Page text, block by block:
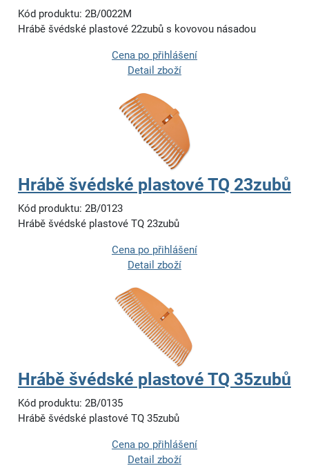
Kód produktu: 2B/0022M
Hrábě švédské plastové 22zubů s kovovou násadou
Cena po přihlášení
Detail zboží
Hrábě švédské plastové TQ 23zubů
Kód produktu: 2B/0123
Hrábě švédské plastové TQ 23zubů
Cena po přihlášení
Detail zboží
Hrábě švédské plastové TQ 35zubů
Kód produktu: 2B/0135
Hrábě švédské plastové TQ 35zubů
Cena po přihlášení
Detail zboží